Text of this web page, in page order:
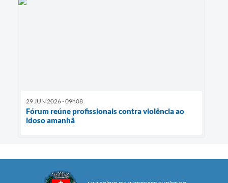
29 JUN 2026 - 09h08
Fórum reúne profissionais contra violência ao
idoso amanhã